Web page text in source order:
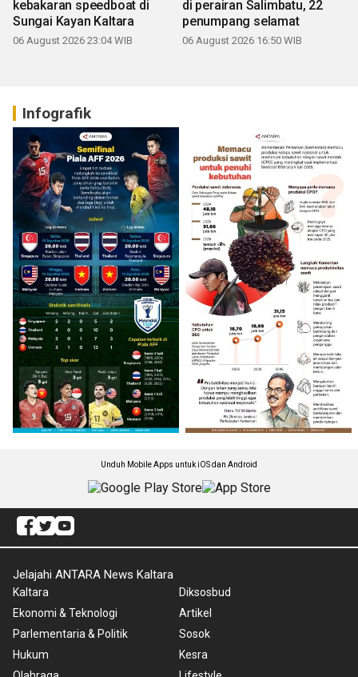
kebakaran speedboat di
Sungai Kayan Kaltara
06 August 2026 23:04 WIB
di perairan Salimbatu, 22
penumpang selamat
06 August 2026 16:50 WIB
Infografik
Unduh Mobile Apps untuk iOS dan Android
Jelajahi ANTARA News Kaltara
Kaltara
Ekonomi & Teknologi
Parlementaria & Politik
Hukum
Diksosbud
Artikel
Sosok
Kesra